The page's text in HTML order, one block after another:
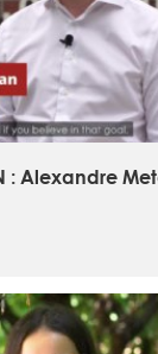
: Alexandre